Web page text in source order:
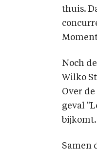
thuis.
Noch
Wilko
Over
geval
Samen